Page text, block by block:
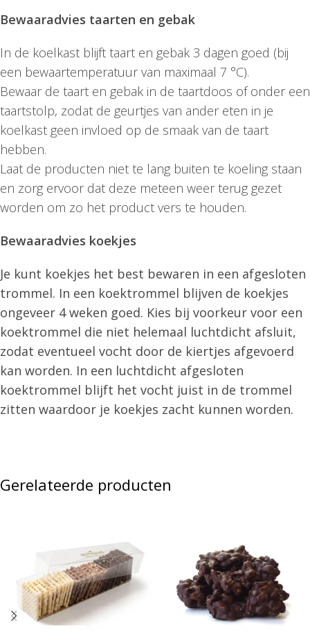
Bewaaradvies taarten en gebak
In de koelkast blijft taart en gebak 3 dagen goed (bij
een bewaartemperatuur van maximaal 7 °C).
Bewaar de taart en gebak in de taartdoos of onder een
taartstolp, zodat de geurtjes van ander eten in je
koelkast geen invloed op de smaak van de taart
hebben.
Laat de producten niet te lang buiten te koeling staan
en zorg ervoor dat deze meteen weer terug gezet
worden om zo het product vers te houden.
Bewaaradvies koekjes
Je kunt koekjes het best bewaren in een afgesloten
trommel. In een koektrommel blijven de koekjes
ongeveer 4 weken goed. Kies bij voorkeur voor een
koektrommel die niet helemaal luchtdicht afsluit,
zodat eventueel vocht door de kiertjes afgevoerd
kan worden. In een luchtdicht afgesloten
koektrommel blijft het vocht juist in de trommel
zitten waardoor je koekjes zacht kunnen worden.
Gerelateerde producten